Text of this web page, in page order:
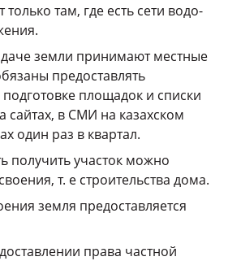
там, где есть сети водо-
земли принимают местные
предоставлять
площадок и списки
сайтах, в СМИ на казахском
один раз в квартал.
получить участок можно
т. е строительства дома.
земля предоставляется
права частной